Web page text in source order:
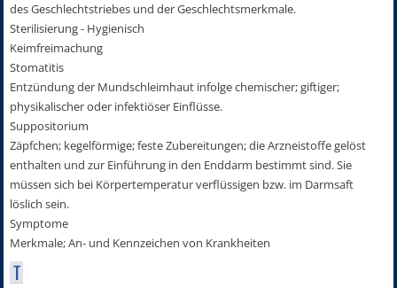
des Geschlechtstriebes und der Geschlechtsmerkmale.
Sterilisierung - Hygienisch
Keimfreimachung
Stomatitis
Entzündung der Mundschleimhaut infolge chemischer; giftiger;
physikalischer oder infektiöser Einflüsse.
Suppositorium
Zäpfchen; kegelförmige; feste Zubereitungen; die Arzneistoffe gelöst
enthalten und zur Einführung in den Enddarm bestimmt sind. Sie
müssen sich bei Körpertemperatur verflüssigen bzw. im Darmsaft
löslich sein.
Symptome
Merkmale; An- und Kennzeichen von Krankheiten
T